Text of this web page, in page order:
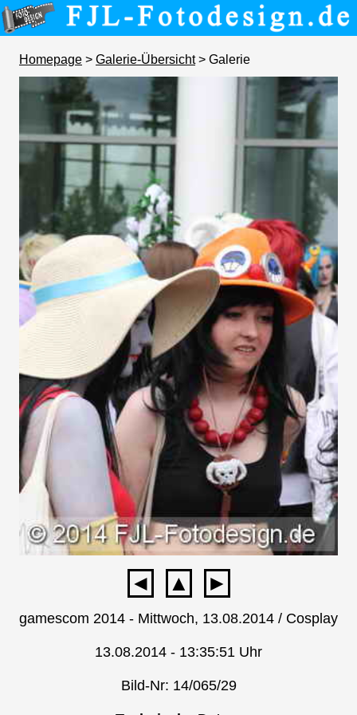
Homepage > Galerie-Übersicht> Galerie
◄ ▲ ►
gamescom 2014 - Mittwoch, 13.08.2014 / Cosplay
13.08.2014 - 13:35:51 Uhr
Bild-Nr: 14/065/29